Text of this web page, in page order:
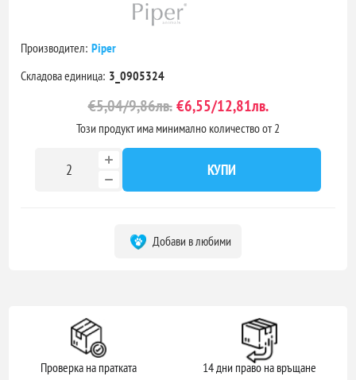
Производител: Piper
Складова единица: 3_0905324
€5,04/9,86лв. €6,55/12,81лв.
Този продукт има минимално количество от 2
КУПИ
Добави в любими
Проверка на пратката 14 дни право на връщане